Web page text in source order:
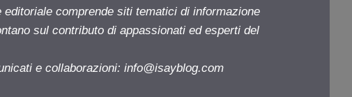
comprende siti tematici di informazione
sul contributo di appassionati ed esperti del
e collaborazioni: info@isayblog.com